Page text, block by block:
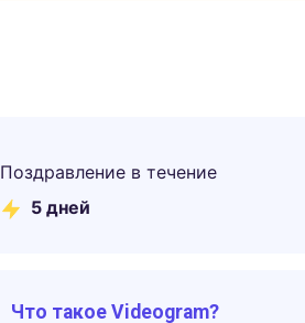
Поздравление в течение
5 дней
Что такое Videogram?